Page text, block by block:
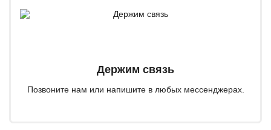
Держим связь
Позвоните нам или напишите в любых мессенджерах.